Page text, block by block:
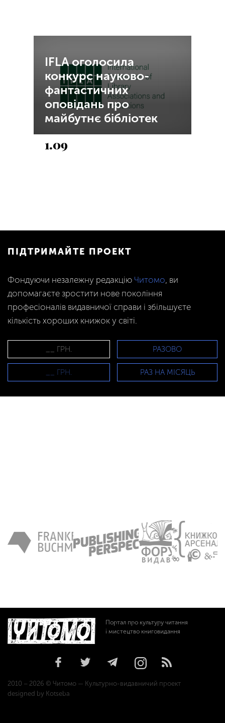
IFLA оголосила
конкурс науково-
фантастичних
оповідань про
майбутнє бібліотек
1.09
ПІДТРИМАЙТЕ ПРОЕКТ
Фондуючи незалежну редакцію Читомо, ви
допомагаєте зростити нове покоління
професіоналів видавничої справи і збільшуєте
кількість хороших книжок у світі.
РАЗОВО
РАЗ НА МІСЯЦЬ
Портал про культуру читання
і мистецтво книговидання
2010 – 2026 © Читомо — Культурно-видавничий проект
designed by Kotseba